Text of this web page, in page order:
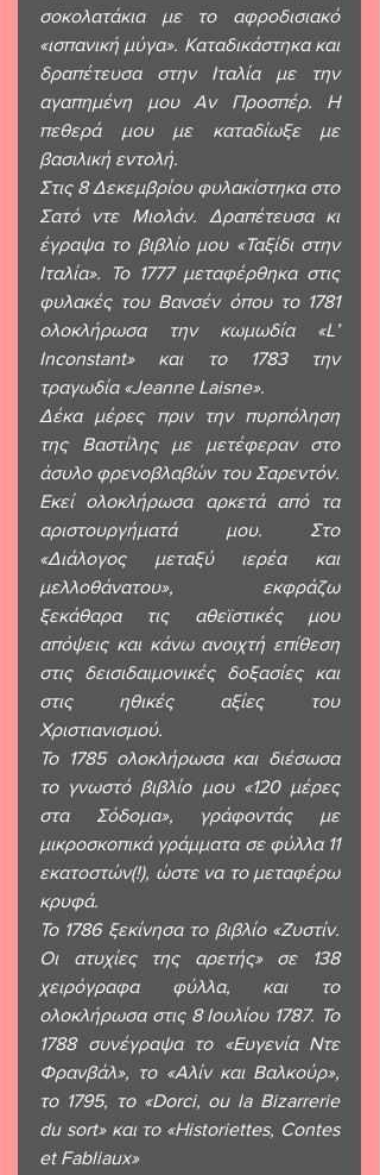
σοκολατάκια με το αφροδισιακό
«ισπανική μύγα». Καταδικάστηκα και
δραπέτευσα στην Ιταλία με την
αγαπημένη μου Αν Προσπέρ. Η
πεθερά μου με καταδίωξε με
βασιλική εντολή.
Στις 8 Δεκεμβρίου φυλακίστηκα στο
Σατό ντε Μιολάν. Δραπέτευσα κι
έγραψα το βιβλίο μου «Ταξίδι στην
Ιταλία». Το 1777 μεταφέρθηκα στις
φυλακές του Βανσέν όπου το 1781
ολοκλήρωσα την κωμωδία «L’
Inconstant» και το 1783 την
τραγωδία «Jeanne Laisne».
Δέκα μέρες πριν την πυρπόληση
της Βαστίλης με μετέφεραν στο
άσυλο φρενοβλαβών του Σαρεντόν.
Εκεί ολοκλήρωσα αρκετά από τα
αριστουργήματά μου. Στο
«Διάλογος μεταξύ ιερέα και
μελλοθάνατου», εκφράζω
ξεκάθαρα τις αθεϊστικές μου
απόψεις και κάνω ανοιχτή επίθεση
στις δεισιδαιμονικές δοξασίες και
στις ηθικές αξίες του
Χριστιανισμού.
Το 1785 ολοκλήρωσα και διέσωσα
το γνωστό βιβλίο μου «120 μέρες
στα Σόδομα», γράφοντάς με
μικροσκοπικά γράμματα σε φύλλα 11
εκατοστών(!), ώστε να το μεταφέρω
κρυφά.
Το 1786 ξεκίνησα το βιβλίο «Ζυστίν.
Οι ατυχίες της αρετής» σε 138
χειρόγραφα φύλλα, και το
ολοκλήρωσα στις 8 Ιουλίου 1787. Το
1788 συνέγραψα το «Ευγενία Ντε
Φρανβάλ», το «Αλίν και Βαλκούρ»,
το 1795, το «Dorci, ou la Bizarrerie
du sort» και το «Historiettes, Contes
et Fabliaux»